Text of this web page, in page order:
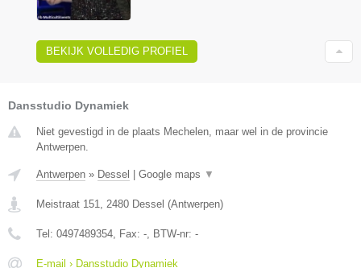
BEKIJK VOLLEDIG PROFIEL
Dansstudio Dynamiek
Niet gevestigd in de plaats Mechelen, maar wel in de provincie
Antwerpen.
Antwerpen » Dessel | Google maps ▼
Meistraat 151 2480 Dessel (Antwerpen)
Tel: 0497489354 , Fax: - , BTW-nr: -
E-mail › Dansstudio Dynamiek